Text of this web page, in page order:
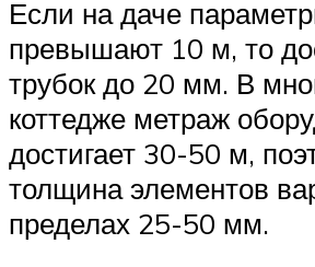
Если на даче
превышают 10 м, то
трубок до 20 мм. В
коттедже метраж
достигает 30-50 м,
толщина элементов
пределах 25-50 мм.